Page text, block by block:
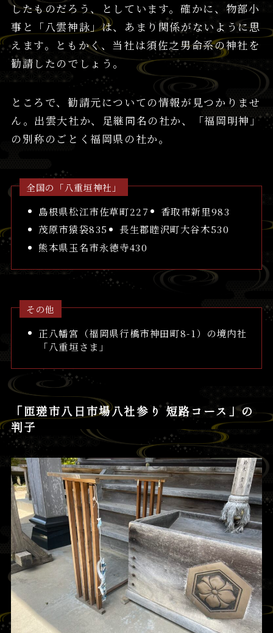
したものだろう、としています。確かに、物部小
事と「八雲神詠」は、あまり関係がないように思
えます。ともかく、当社は須佐之男命系の神社を
勧請したのでしょう。
ところで、勧請元についての情報が見つかりませ
ん。出雲大社か、足継同名の社か、「福岡明神」
の別称のごとく福岡県の社か。
全国の「八重垣神社」
島根県松江市佐草町227
香取市新里983
茂原市猿袋835
長生郡睦沢町大谷木530
熊本県玉名市永徳寺430
その他
正八幡宮（福岡県行橋市神田町8-1）の境内社
「八重垣さま」
「匝瑳市八日市場八社参り 短路コース」の
判子